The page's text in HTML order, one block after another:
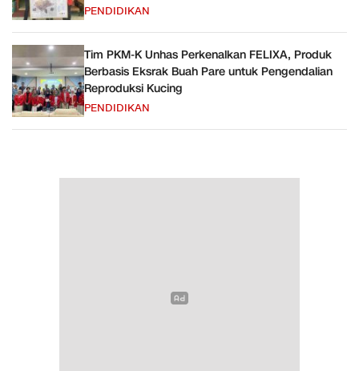
PENDIDIKAN
Tim PKM-K Unhas Perkenalkan FELIXA, Produk
Berbasis Eksrak Buah Pare untuk Pengendalian
Reproduksi Kucing
PENDIDIKAN